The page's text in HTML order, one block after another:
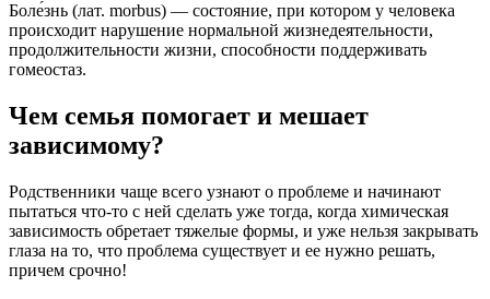
Боле́знь (лат. morbus) — состояние, при котором у человека
происходит нарушение нормальной жизнедеятельности,
продолжительности жизни, способности поддерживать
гомеостаз.
Чем семья помогает и мешает
зависимому?
Родственники чаще всего узнают о проблеме и начинают
пытаться что-то с ней сделать уже тогда, когда химическая
зависимость обретает тяжелые формы, и уже нельзя закрывать
глаза на то, что проблема существует и ее нужно решать,
причем срочно!